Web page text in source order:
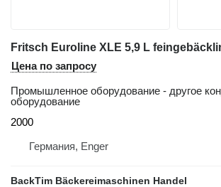
Fritsch Euroline XLE 5,9 L
Цена по запросу
Промышленное оборудование - другое
оборудование
2000
Германия, Enger
BackTim Bäckereimaschinen Handel